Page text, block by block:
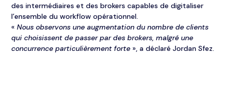
des intermédiaires et des brokers capables de digitaliser
l’ensemble du workflow opérationnel.
«Nous observons une augmentation du nombre de clients
qui choisissent de passer par des brokers, malgré une
concurrence particulièrement forte », a déclaré Jordan Sfez.